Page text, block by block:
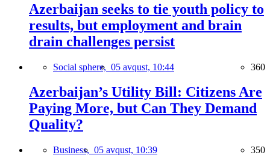
Azerbaijan seeks to tie youth policy to
results, but employment and brain
drain challenges persist
Social sphere, 05 avqust, 10:44 360
Azerbaijan’s Utility Bill: Citizens Are
Paying More, but Can They Demand
Quality?
Business, 05 avqust, 10:39 350